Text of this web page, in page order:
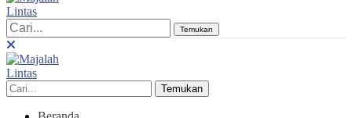
Temukan
Temukan